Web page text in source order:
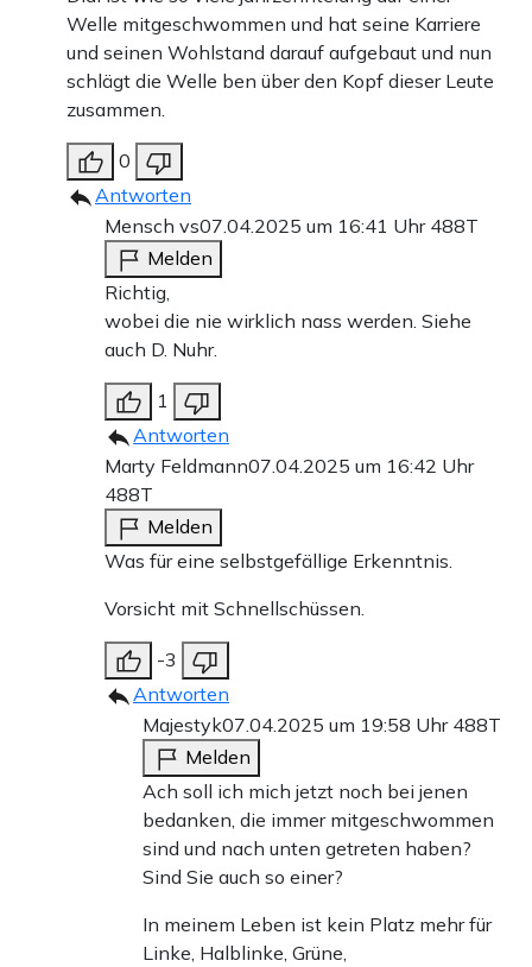
Welle mitgeschwommen und hat seine Karriere
und seinen Wohlstand darauf aufgebaut und nun
schlägt die Welle ben über den Kopf dieser Leute
zusammen.
0
Antworten
Mensch vs07.04.2025 um 16:41 Uhr 488T
Melden
Richtig,
wobei die nie wirklich nass werden. Siehe
auch D. Nuhr.
1
Antworten
Marty Feldmann07.04.2025 um 16:42 Uhr
488T
Melden
Was für eine selbstgefällige Erkenntnis.
Vorsicht mit Schnellschüssen.
-3
Antworten
Majestyk07.04.2025 um 19:58 Uhr 488T
Melden
Ach soll ich mich jetzt noch bei jenen
bedanken, die immer mitgeschwommen
sind und nach unten getreten haben?
Sind Sie auch so einer?
In meinem Leben ist kein Platz mehr für
Linke, Halblinke, Grüne,